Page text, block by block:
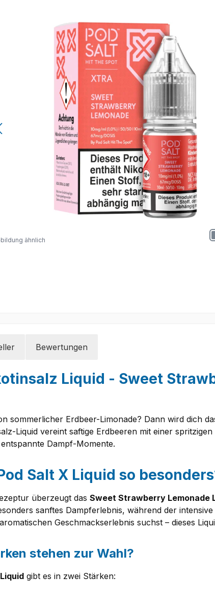
ähnlich
Bewertungen
Liquid - Sweet
sommerlicher Erdbeer-Limonade? Dann wird dich
Liquid vereint saftige Erdbeeren mit einer
Dampf-Momente.
Salt X Liquid so
überzeugt das Sweet Strawberry Lemonade
sanftes Dampferlebnis, während der
Geschmackserlebnis suchst – dieses
stehen zur Wahl?
gibt es in zwei Stärken: